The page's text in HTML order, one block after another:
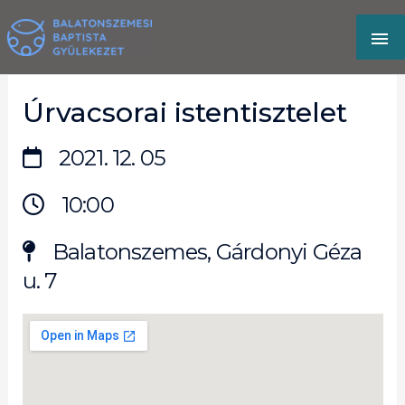
to
content
Úrvacsorai istentisztelet
2021. 12. 05
10:00
Balatonszemes, Gárdonyi Géza
u. 7